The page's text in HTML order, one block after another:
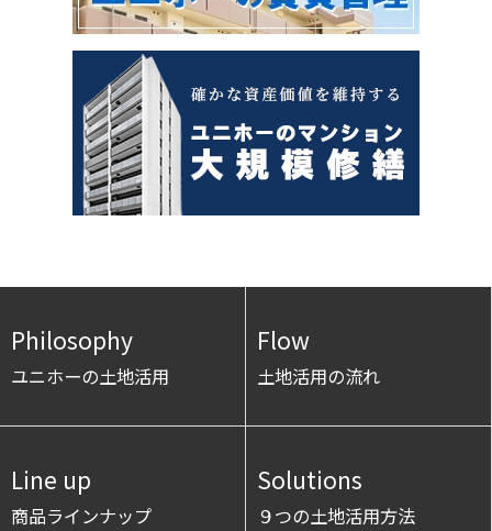
Philosophy
ユニホーの土地活用
Flow
土地活用の流れ
Line up
商品ラインナップ
Solutions
９つの土地活用方法